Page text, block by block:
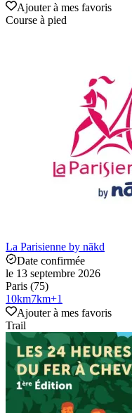
Ajouter à mes favoris
Course à pied
La Parisienne by nākd
Date confirmée
le 13 septembre 2026
Paris (75)
10km7km+1
Ajouter à mes favoris
Trail